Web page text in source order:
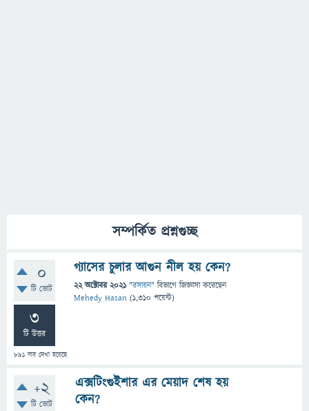
সম্পর্কিত প্রশ্নগুচ্ছ
0
টি ভোট
3
টি উত্তর
891 বার দেখা হয়েছে
গ্যাসের চুলার আগুন নীল হয় কেন?
22 অক্টোবর 2021 "রসায়ন" বিভাগে জিজ্ঞাসাকরেছেন
Mehedy Hasan (1,310 পয়েন্ট)
+2
টি ভোট
এক্সটিংগুইশার এর মেয়াদ শেষ হয়
কেন?